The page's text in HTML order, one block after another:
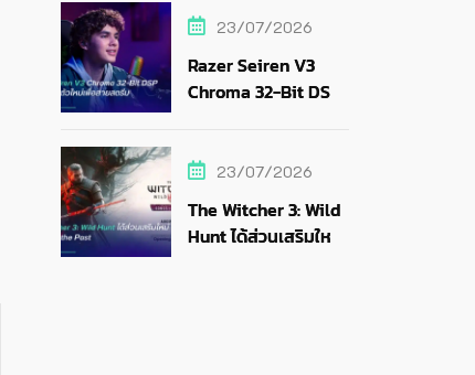
23/07/2026
Razer Seiren V3
Chroma 32-Bit DSP
23/07/2026
The Witcher 3: Wild
Hunt ได้ส่วนเสริมใหม่